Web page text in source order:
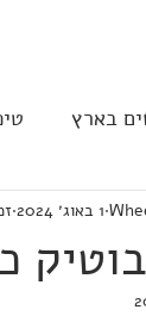
בארץ
ארה"ב וצפון
1 באוג׳ 2024